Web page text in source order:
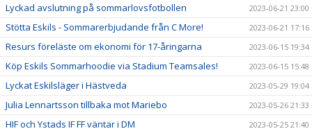
Lyckad avslutning på sommarlovsfotbollen 2023-06-21 23:00
Stötta Eskils - Sommarerbjudande från C More! 2023-06-21 17:16
Resurs föreläste om ekonomi för 17-åringarna 2023-06-15 19:34
Köp Eskils Sommarhoodie via Stadium Teamsales! 2023-06-15 15:48
Lyckat Eskilsläger i Hästveda 2023-05-29 19:04
Julia Lennartsson tillbaka mot Mariebo 2023-05-26 21:33
HIF och Ystads IF FF väntar i DM 2023-05-25 21:40